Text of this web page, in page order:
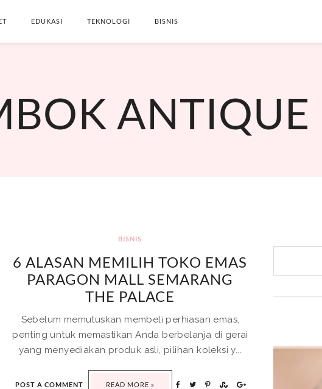
EDUKASI TEKNOLOGI BISNIS
SEARCH THIS BLOG
ANTIQUE
BISNIS
6 ALASAN MEMILIH TOKO EMAS
PARAGON MALL SEMARANG
THE PALACE
Sebelum memutuskan membeli perhiasan emas,
penting untuk memastikan Anda berbelanja di gerai
yang menyediakan produk asli, pilihan koleksi y...
POST A COMMENT READ MORE »